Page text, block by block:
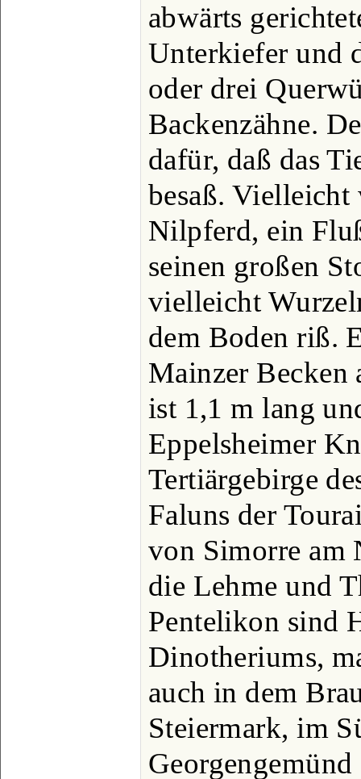
abwärts
Unterkiefer und
oder drei
Backenzähne.
dafür, daß das
besaß. Vielleicht
Nilpferd, ein
seinen großen
vielleicht
dem Boden riß.
Mainzer Becken
ist 1,1 m lang
Eppelsheimer
Tertiärgebirge
Faluns der
von Simorre am
die Lehme und
Pentelikon sind
Dinotheriums,
auch in dem
Steiermark, im